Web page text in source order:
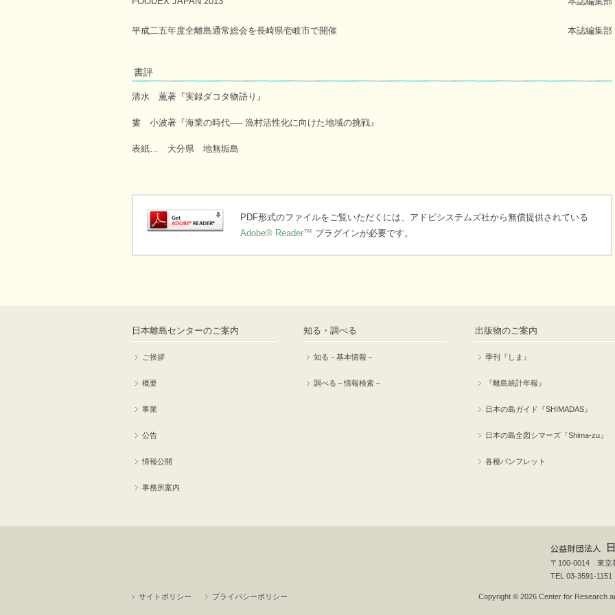
平成二五年度全離島通常総会を長崎県壱岐市で開催 本誌編集部
書評
清水 薫著『実録ダコタ物語り』
婁 小波著『海業の時代── 漁村活性化に向けた地域の挑戦』
表紙… 大分県 地無垢島
PDF形式のファイルをご覧いただくには、アドビシステムズ社から無償提供されている
Adobe® Reader™ プラグインが必要です。
日本離島センターのご案内
ご挨拶
概要
事業
公告
情報公開
事務所案内
知る・調べる
知る－基本情報－
調べる－情報検索－
出版物のご案内
季刊『しま』
『離島統計年報』
日本の島ガイド『SHIMADAS』
日本の島全図シマーズ『Shima-zu』
各種パンフレット
〒100-0014 東京
TEL 03-3591-
サイトポリシー プライバシーポリシー Copyright © 2026 Center for Research